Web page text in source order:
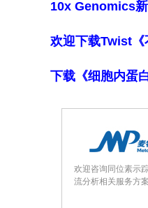
干扰金属离
检测。
件转化为
且在实际复
10x Genomics
欢迎下载Twist《
下载《细胞内蛋
欢迎咨询同位素示
流分析相关服务方